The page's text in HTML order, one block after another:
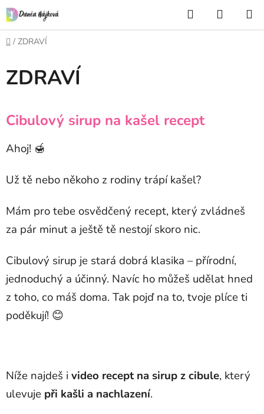
Přejít
na
obsah
Hledat
KOŠÍK
Domů
/ ZDRAVÍ
ZDRAVÍ
ý
p
i
s
č
l
á
n
ů
Cibulový sirup na kašel recept
Ahoj! 🍯
Už tě nebo někoho z rodiny trápí kašel?
Mám pro tebe osvědčený recept, který zvládneš
za pár minut a ještě tě nestojí skoro nic.
Cibulový sirup je stará dobrá klasika – přírodní,
jednoduchý a účinný. Navíc ho můžeš udělat hned
z toho, co máš doma. Tak pojď na to, tvoje plíce ti
poděkují! 😊
Níže najdeš i video recept na sirup z cibule, který
ulevuje při kašli a nachlazení.